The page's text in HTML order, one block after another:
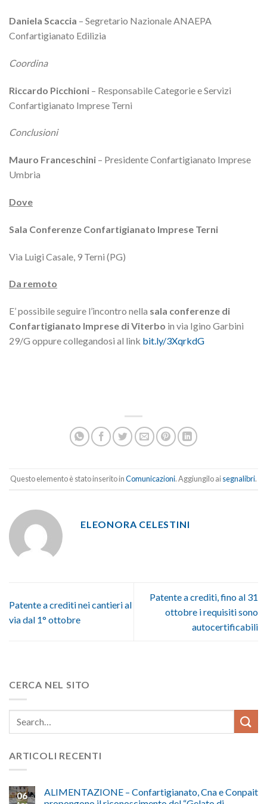
Daniela Scaccia – Segretario Nazionale ANAEPA
Confartigianato Edilizia
Coordina
Riccardo Picchioni – Responsabile Categorie e Servizi
Confartigianato Imprese Terni
Conclusioni
Mauro Franceschini – Presidente Confartigianato Imprese
Umbria
Dove
Sala Conferenze Confartigianato Imprese Terni
Via Luigi Casale, 9 Terni (PG)
Da remoto
E’ possibile seguire l’incontro nella sala conferenze di
Confartigianato Imprese di Viterbo in via Igino Garbini
29/G oppure collegandosi al link bit.ly/3XqrkdG
Questo elemento è stato inserito inComunicazioni. Aggiungilo aisegnalibri.
ELEONORA CELESTINI
Patente a crediti nei cantieri al
via dal 1° ottobre
Patente a crediti, fino al 31
ottobre i requisiti sono
autocertificabili
CERCA NEL SITO
ARTICOLI RECENTI
06
ALIMENTAZIONE – Confartigianato, Cna e Conpait